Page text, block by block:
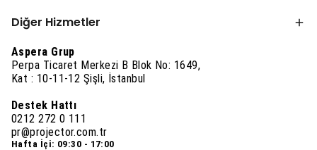
Diğer Hizmetler
Aspera Grup
Perpa Ticaret Merkezi B Blok No: 1649,
Kat : 10-11-12 Şişli, İstanbul
Destek Hattı
0212 272 0 111
pr@projector.com.tr
Hafta İçi: 09:30 - 17:00